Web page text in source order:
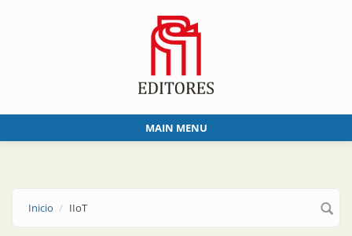
MAIN MENU
Inicio IIoT